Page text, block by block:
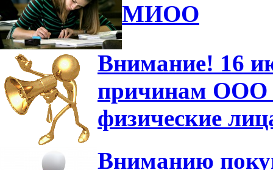
МИОО
Внимание! 16
причинам ООО
физические
Вниманию